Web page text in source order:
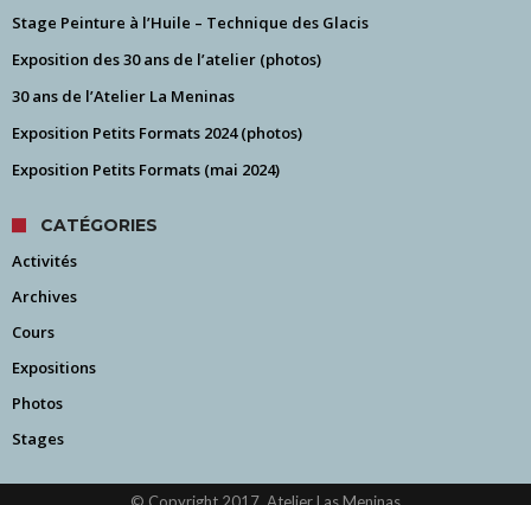
Stage Peinture à l’Huile – Technique des Glacis
Exposition des 30 ans de l’atelier (photos)
30 ans de l’Atelier La Meninas
Exposition Petits Formats 2024 (photos)
Exposition Petits Formats (mai 2024)
CATÉGORIES
Activités
Archives
Cours
Expositions
Photos
Stages